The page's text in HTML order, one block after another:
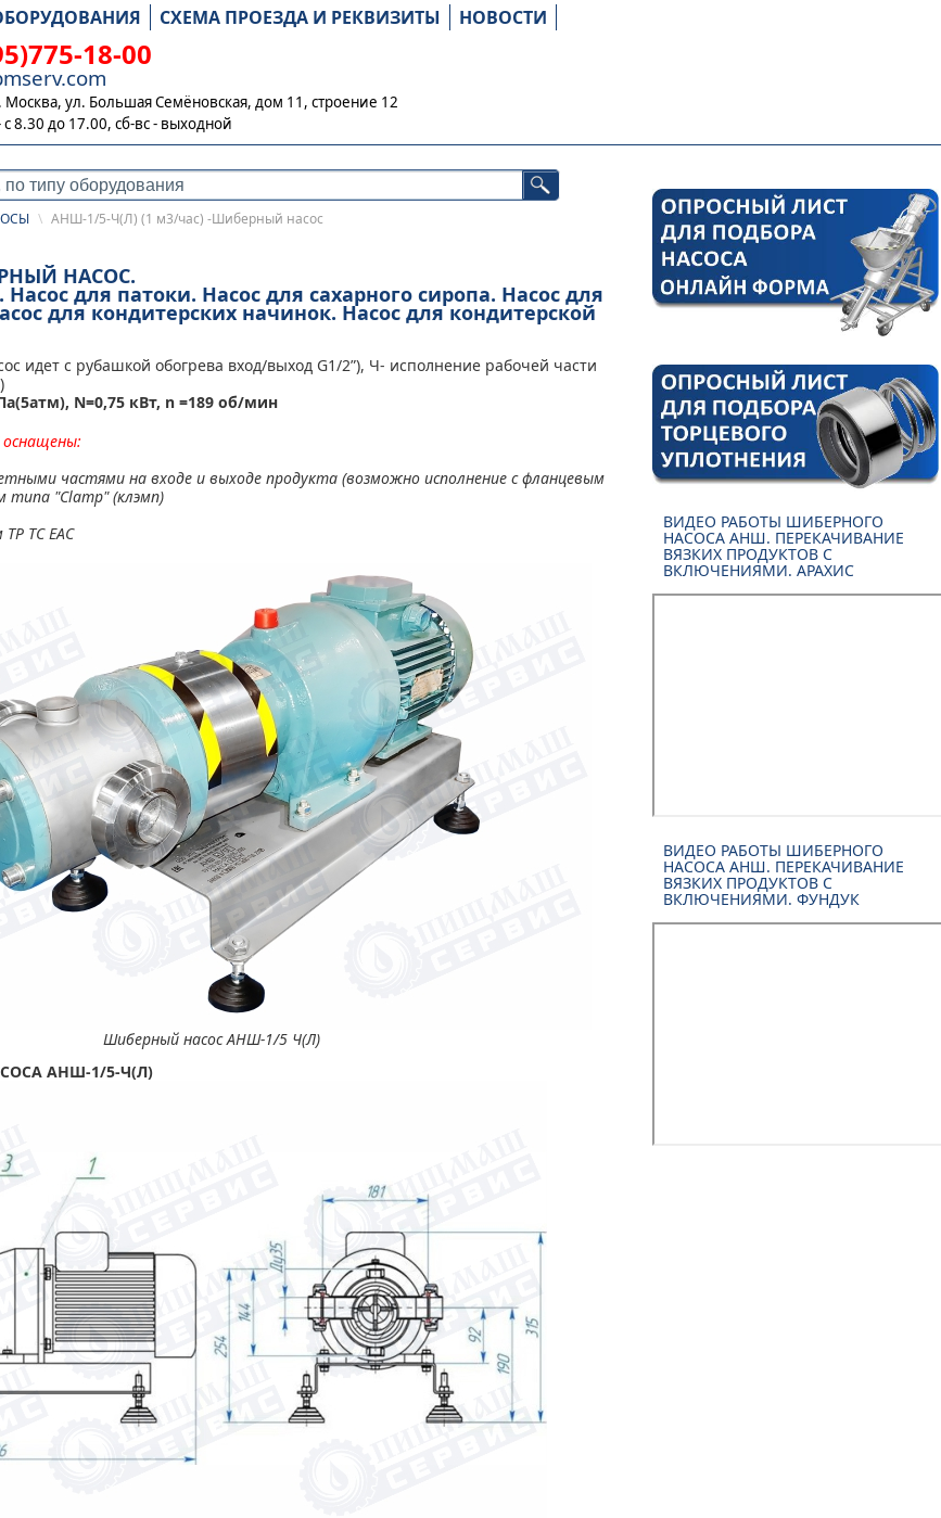
СХЕМА ПРОЕЗДА И РЕКВИЗИТЫ НОВОСТИ
18-00
Москва, ул. Большая Семёновская, дом 11, строение 12
с 8.30 до 17.00, сб-вс - выходной
\ АНШ-1/5-Ч(Л) (1 м3/час) -Шиберный насос
НАСОС.
для патоки. Насос для сахарного сиропа. Насос для
для кондитерских начинок. Насос для кондитерской
идет с рубашкой обогрева вход/выход G1/2”), Ч- исполнение рабочей части
N=0,75 кВт, n =189 об/мин
частями на входе и выходе продукта (возможно исполнение с фланцевым
типа "Clamp" (клэмп)
ТС ЕАС
Шиберный насос АНШ-1/5 Ч(Л)
АНШ-1/5-Ч(Л)
ВИДЕО РАБОТЫ ШИБЕРНОГО
НАСОСА АНШ. ПЕРЕКАЧИВАНИЕ
ВЯЗКИХ ПРОДУКТОВ С
ВКЛЮЧЕНИЯМИ. АРАХИС
ВИДЕО РАБОТЫ ШИБЕРНОГО
НАСОСА АНШ. ПЕРЕКАЧИВАНИЕ
ВЯЗКИХ ПРОДУКТОВ С
ВКЛЮЧЕНИЯМИ. ФУНДУК